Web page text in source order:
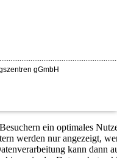
gGmbH
ein optimales
werden nur angezeigt,
kann dann